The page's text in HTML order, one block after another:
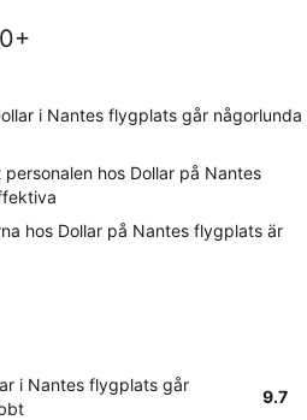
i Nantes flygplats går någorlunda
hos Dollar på Nantes
hos Dollar på Nantes flygplats är
i Nantes flygplats går
9.7